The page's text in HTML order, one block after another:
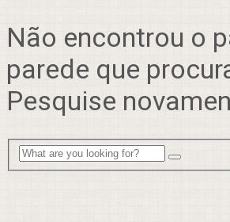
Não encontrou o
parede que
Pesquise